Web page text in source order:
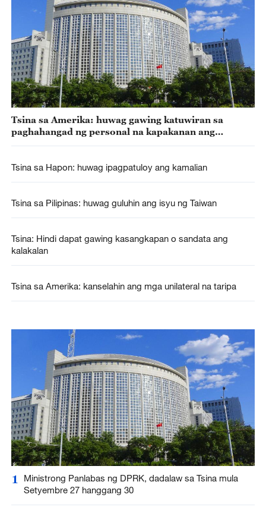
Tsina sa Amerika: huwag gawing katuwiran sa
paghahangad ng personal na kapakanan ang
Tsina sa Hapon: huwag ipagpatuloy ang kamalian
Tsina sa Pilipinas: huwag guluhin ang isyu ng Taiwan
Tsina: Hindi dapat gawing kasangkapan o sandata ang
kalakalan
Tsina sa Amerika: kanselahin ang mga unilateral na taripa
1
Ministrong Panlabas ng DPRK, dadalaw sa Tsina mula
Setyembre 27 hanggang 30